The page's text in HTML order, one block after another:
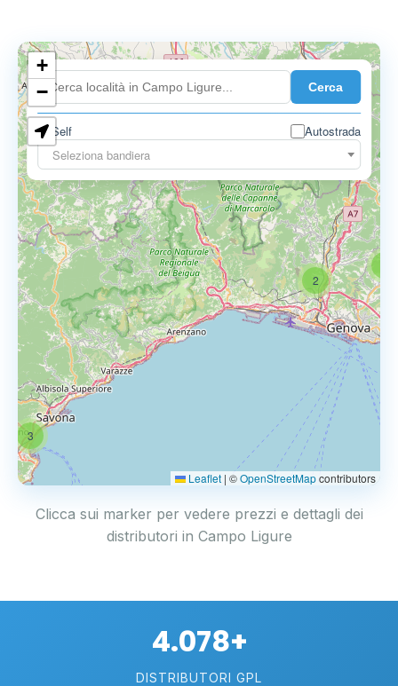
Cerca
Self
Autostrada
Seleziona bandiera
2
4
3
+
−
Leaflet | ©OpenStreetMapcontributors
Clicca sui marker per vedere prezzi e dettagli dei
distributori in Campo Ligure
4.078+
DISTRIBUTORI GPL